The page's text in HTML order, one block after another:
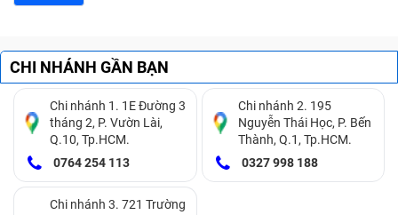
Không nghe được âm thanh từ bên kia trong cuộc gọi
Âm thanh cuộc gọi bị rè, nhiễu, chập chờn: Nếu
cuộc gọi của bạn bị rè, nhiễu, âm thanh chập chờn
hoặc không rõ ràng, đây có thể là dấu hiệu của sự
cố với loa trong.
Âm lượng rất bé mặc dù đã tăng âm lượng lên mức
tối đa: Nếu bạn thấy loa trong phát ra âm thanh với
CHI NHÁNH GẦN BẠN
Chi nhánh 1. 1E Đường 3
tháng 2, P. Vườn Lài,
Q.10, Tp.HCM.
0764 254 113
Chi nhánh 2. 195
Nguyễn Thái Học, P. Bến
Thành, Q.1, Tp.HCM.
0327 998 188
Chi nhánh 3. 721 Trường